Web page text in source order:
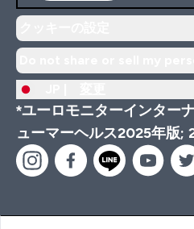
*ユーロモニターインター
ューマーヘルス2025年版;